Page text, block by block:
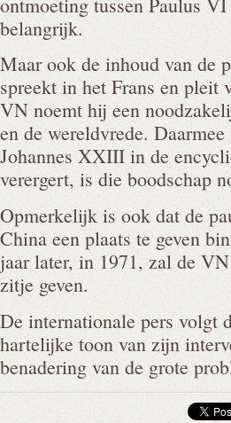
belangrijk.
Maar ook de inhoud van de
spreekt in het Frans en pleit
VN noemt hij een
en de wereldvrede.
Johannes XXIII in de
verergert, is die boodschap
Opmerkelijk is ook dat de
China een plaats te geven
jaar later, in 1971, zal de
zitje geven.
De internationale pers volgt
hartelijke toon van zijn
benadering van de grote